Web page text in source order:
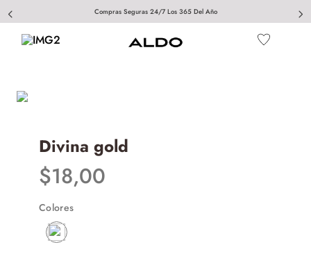
Compras Seguras 24/7 Los 365 Del Año
Divina gold
$18,00
Colores